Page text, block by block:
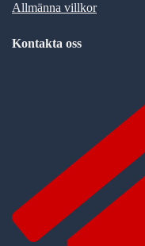
Allmänna villkor
Kontakta oss